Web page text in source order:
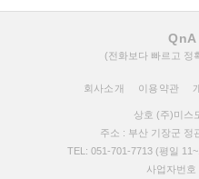
QnA
(전화보다 빠르고 정
회사소개 이용약관
상호 (주)미스
주소 : 부산 기장군 정
TEL: 051-701-7713 (평일
사업자번